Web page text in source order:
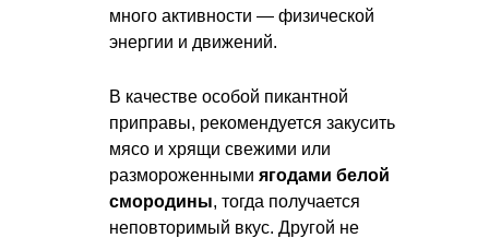
много активности — физической
энергии и движений.
В качестве особой пикантной
приправы, рекомендуется закусить
мясо и хрящи свежими или
размороженными ягодами белой
смородины, тогда получается
неповторимый вкус. Другой не